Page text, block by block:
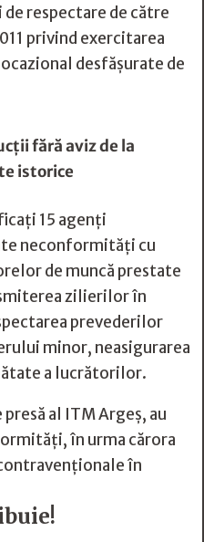
respectare de către
privind exercitarea
desfășurate de
fără aviz de la
istorice
15 agenți
neconformități cu
de muncă prestate
zilierilor în
prevederilor
minor, neasigurarea
a lucrătorilor.
al ITM Argeș, au
în urma cărora
în